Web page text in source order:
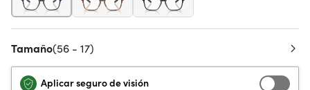
Tamaño(56 - 17)
Aplicar seguro de visión